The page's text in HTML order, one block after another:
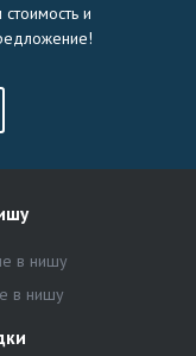
и
в нишу
в нишу